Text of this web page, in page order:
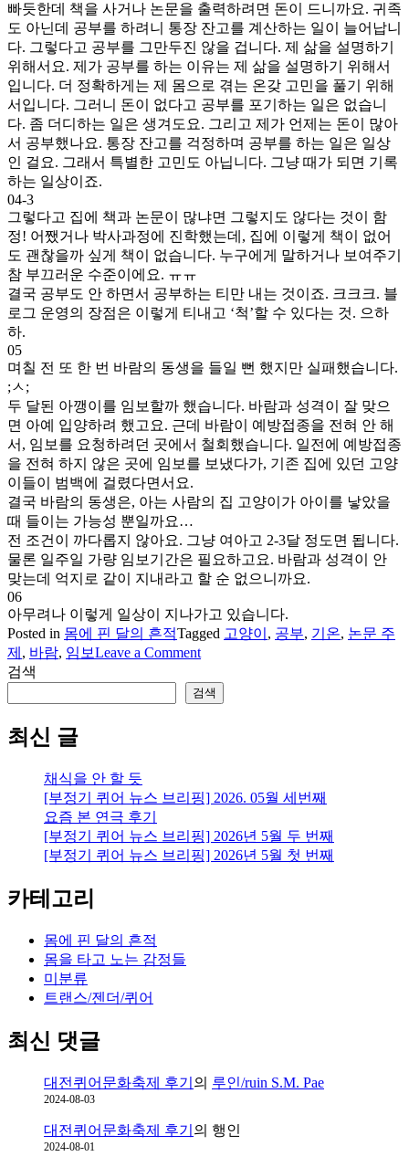
빠듯한데 책을 사거나 논문을 출력하려면 돈이 드니까요. 귀족
도 아닌데 공부를 하려니 통장 잔고를 계산하는 일이 늘어납니
다. 그렇다고 공부를 그만두진 않을 겁니다. 제 삶을 설명하기
위해서요. 제가 공부를 하는 이유는 제 삶을 설명하기 위해서
입니다. 더 정확하게는 제 몸으로 겪는 온갖 고민을 풀기 위해
서입니다. 그러니 돈이 없다고 공부를 포기하는 일은 없습니
다. 좀 더디하는 일은 생겨도요. 그리고 제가 언제는 돈이 많아
서 공부했나요. 통장 잔고를 걱정하며 공부를 하는 일은 일상
인 걸요. 그래서 특별한 고민도 아닙니다. 그냥 때가 되면 기록
하는 일상이죠.
04-3
그렇다고 집에 책과 논문이 많냐면 그렇지도 않다는 것이 함
정! 어쨌거나 박사과정에 진학했는데, 집에 이렇게 책이 없어
도 괜찮을까 싶게 책이 없습니다. 누구에게 말하거나 보여주기
참 부끄러운 수준이에요. ㅠㅠ
결국 공부도 안 하면서 공부하는 티만 내는 것이죠. 크크크. 블
로그 운영의 장점은 이렇게 티내고 ‘척’할 수 있다는 것. 으하
하.
05
며칠 전 또 한 번 바람의 동생을 들일 뻔 했지만 실패했습니다.
;ㅅ;
두 달된 아깽이를 임보할까 했습니다. 바람과 성격이 잘 맞으
면 아예 입양하려 했고요. 근데 바람이 예방접종을 전혀 안 해
서, 임보를 요청하려던 곳에서 철회했습니다. 일전에 예방접종
을 전혀 하지 않은 곳에 임보를 보냈다가, 기존 집에 있던 고양
이들이 범백에 걸렸다면서요.
결국 바람의 동생은, 아는 사람의 집 고양이가 아이를 낳았을
때 들이는 가능성 뿐일까요…
전 조건이 까다롭지 않아요. 그냥 여아고 2-3달 정도면 됩니다.
물론 일주일 가량 임보기간은 필요하고요. 바람과 성격이 안
맞는데 억지로 같이 지내라고 할 순 없으니까요.
06
아무려나 이렇게 일상이 지나가고 있습니다.
Posted in 몸에 핀 달의 흔적Tagged 고양이 , 공부, 기온, 논문 주
제 , 바람, 임보Leave a Commenton
담
이
검색
검색
최신 글
채식을 안 할 듯
[부정기 퀴어 뉴스 브리핑] 2026. 05월 세번째
요즘 본 연극 후기
[부정기 퀴어 뉴스 브리핑] 2026년 5월 두 번째
[부정기 퀴어 뉴스 브리핑] 2026년 5월 첫 번째
카테고리
몸에 핀 달의 흔적
몸을 타고 노는 감정들
미분류
트랜스/젠더/퀴어
최신 댓글
대전퀴어문화축제 후기 의 루인/ruin S.M. Pae
2024-08-03
대전퀴어문화축제 후기 의 행인
2024-08-01